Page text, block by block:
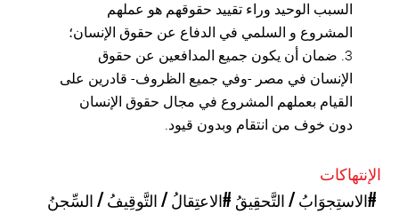
السبب الوحيد وراء تقييد حقوقهم هو عملهم
المشروع و السلمي في الدفاع عن حقوق الإنسان؛
3. ضمان أن يكون جميع المدافعين عن حقوق
الإنسان في مصر -وفي جميع الظروف- قادرين على
القيام بعملهم المشروع في مجال حقوق الإنسان
دون خوف من انتقام وبدون قيود.
الإنتهاكات
#الاستِجوَابُ / التَّحقِيقُ #الاعتِقالُ / التَّوقِيفُ / السِّجنُ